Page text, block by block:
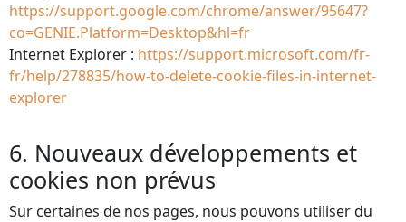
https://support.google.com/chrome/answer/95647?
co=GENIE.Platform=Desktop&hl=fr
Internet Explorer : https://support.microsoft.com/fr-
fr/help/278835/how-to-delete-cookie-files-in-internet-
explorer
6. Nouveaux développements et
cookies non prévus
Sur certaines de nos pages, nous pouvons utiliser du